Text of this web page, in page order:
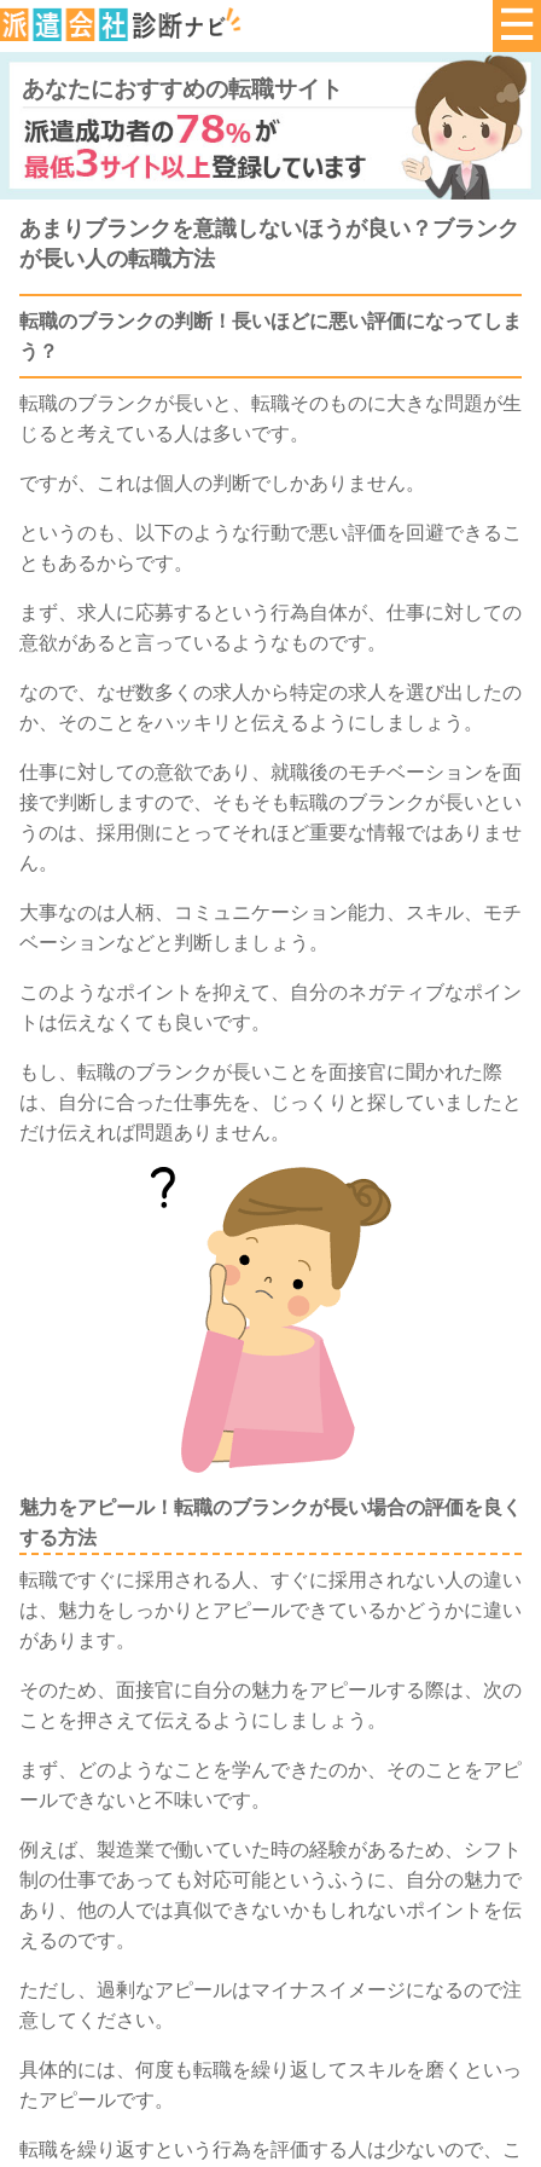
あなたにおすすめの転職サイト
あまりブランクを意識しないほうが良い？ブランク
が長い人の転職方法
転職のブランクの判断！長いほどに悪い評価になってしま
う？
転職のブランクが長いと、転職そのものに大きな問題が生
じると考えている人は多いです。
ですが、これは個人の判断でしかありません。
というのも、以下のような行動で悪い評価を回避できるこ
ともあるからです。
まず、求人に応募するという行為自体が、仕事に対しての
意欲があると言っているようなものです。
なので、なぜ数多くの求人から特定の求人を選び出したの
か、そのことをハッキリと伝えるようにしましょう。
仕事に対しての意欲であり、就職後のモチベーションを面
接で判断しますので、そもそも転職のブランクが長いとい
うのは、採用側にとってそれほど重要な情報ではありませ
ん。
大事なのは人柄、コミュニケーション能力、スキル、モチ
ベーションなどと判断しましょう。
このようなポイントを抑えて、自分のネガティブなポイン
トは伝えなくても良いです。
もし、転職のブランクが長いことを面接官に聞かれた際
は、自分に合った仕事先を、じっくりと探していましたと
だけ伝えれば問題ありません。
魅力をアピール！転職のブランクが長い場合の評価を良く
する方法
転職ですぐに採用される人、すぐに採用されない人の違い
は、魅力をしっかりとアピールできているかどうかに違い
があります。
そのため、面接官に自分の魅力をアピールする際は、次の
ことを押さえて伝えるようにしましょう。
まず、どのようなことを学んできたのか、そのことをアピ
ールできないと不味いです。
例えば、製造業で働いていた時の経験があるため、シフト
制の仕事であっても対応可能というふうに、自分の魅力で
あり、他の人では真似できないかもしれないポイントを伝
えるのです。
ただし、過剰なアピールはマイナスイメージになるので注
意してください。
具体的には、何度も転職を繰り返してスキルを磨くといっ
たアピールです。
転職を繰り返すという行為を評価する人は少ないので、こ